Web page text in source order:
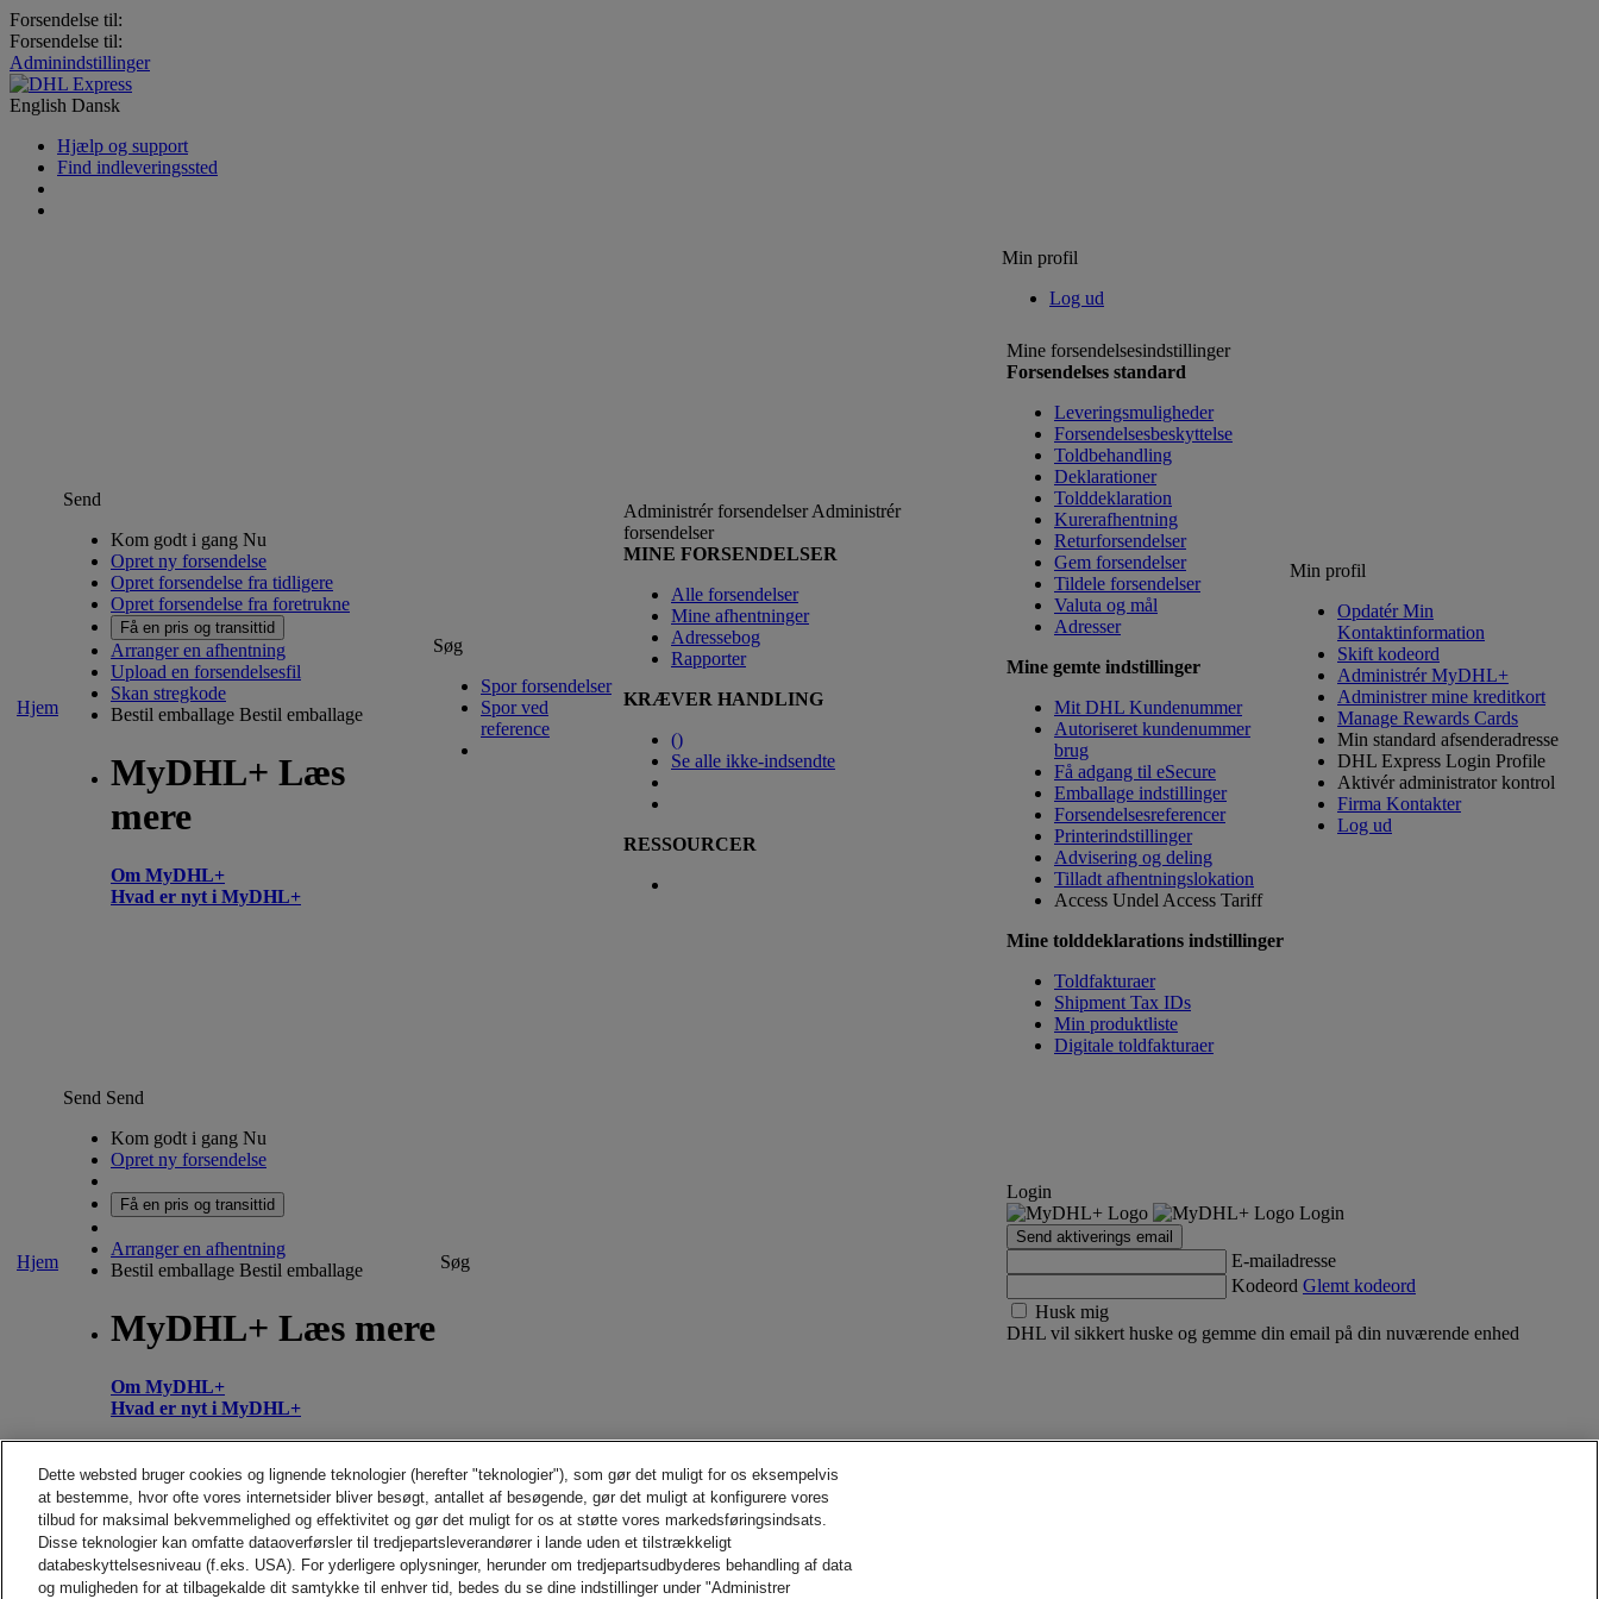
Forsendelse til:
Forsendelse til:
Adminindstillinger
English Dansk
Hjælp og support
Find indleveringssted
Min profil
Log ud
Hjem
Send
Kom godt i gang Nu
Opret ny forsendelse
Opret forsendelse fra tidligere
Opret forsendelse fra foretrukne
Få en pris og transittid
Arranger en afhentning
Upload en forsendelsesfil
Skan stregkode
Bestil emballage Bestil emballage
MyDHL+ Læs
mere
Om MyDHL+
Hvad er nyt i MyDHL+
Søg
Spor forsendelser
Spor ved
reference
Administrér forsendelserAdministrér
forsendelser
MINE FORSENDELSER
Alle forsendelser
Mine afhentninger
Adressebog
Rapporter
KRÆVER HANDLING
()
Se alle ikke-indsendte
RESSOURCER
Mine forsendelsesindstillinger
Forsendelses standard
Leveringsmuligheder
Forsendelsesbeskyttelse
Toldbehandling
Deklarationer
Tolddeklaration
Kurerafhentning
Returforsendelser
Gem forsendelser
Tildele forsendelser
Valuta og mål
Adresser
Mine gemte indstillinger
Mit DHL Kundenummer
Autoriseret kundenummer
brug
Få adgang til eSecure
Emballage indstillinger
Forsendelsesreferencer
Printerindstillinger
Advisering og deling
Tilladt afhentningslokation
Access Undel Access Tariff
Mine tolddeklarations indstillinger
Toldfakturaer
Shipment Tax IDs
Min produktliste
Digitale toldfakturaer
Min profil
Opdatér Min
Kontaktinformation
​Skift kodeord
Administrér MyDHL+
Administrer mine kreditkort
Manage Rewards Cards
Min standard afsenderadresse
DHL Express Login Profile
Aktivér administrator kontrol
Firma Kontakter
Log ud
Hjem
Send Send
Kom godt i gang Nu
Opret ny forsendelse
Få en pris og transittid
Arranger en afhentning
Bestil emballage Bestil emballage
MyDHL+ Læs mere
Om MyDHL+
Hvad er nyt i MyDHL+
Søg
Login
Login
Send aktiverings email
E-mailadresse
Kodeord Glemt kodeord
Husk mig
DHL vil sikkert huske og gemme din email på din nuværende enhed
Arranger en afhentning
CONTACT AND SUPPORT
Dette websted bruger cookies og lignende teknologier (herefter "teknologier"), som gør det muligt for os eksempelvis
at bestemme, hvor ofte vores internetsider bliver besøgt, antallet af besøgende, gør det muligt at konfigurere vores
tilbud for maksimal bekvemmelighed og effektivitet og gør det muligt for os at støtte vores markedsføringsindsats.
Disse teknologier kan omfatte dataoverførsler til tredjepartsleverandører i lande uden et tilstrækkeligt
databeskyttelsesniveau (f.eks. USA). For yderligere oplysninger, herunder om tredjepartsudbyderes behandling af data
og muligheden for at tilbagekalde dit samtykke til enhver tid, bedes du se dine indstillinger under "Administrer